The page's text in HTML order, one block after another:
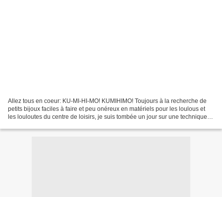
Allez tous en coeur: KU-MI-HI-MO! KUMIHIMO! Toujours à la recherche de
petits bijoux faciles à faire et peu onéreux en matériels pour les loulous et
les louloutes du centre de loisirs, je suis tombée un jour sur une technique